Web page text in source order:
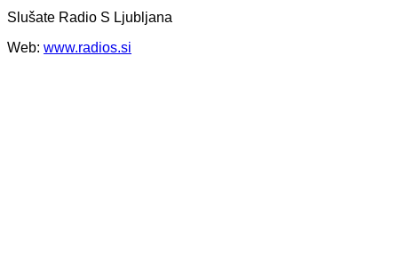
Slušate Radio S Ljubljana
Web: www.radios.si